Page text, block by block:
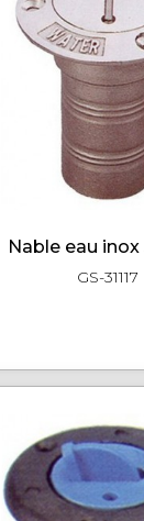
nable eau
GS-31117